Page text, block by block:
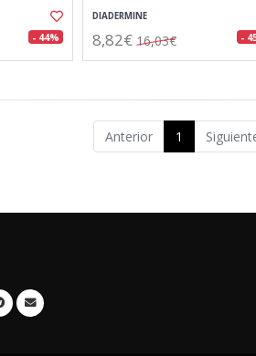
- 44%
DIADERMINE
8,82€ 16,03€ -
Anterior 1